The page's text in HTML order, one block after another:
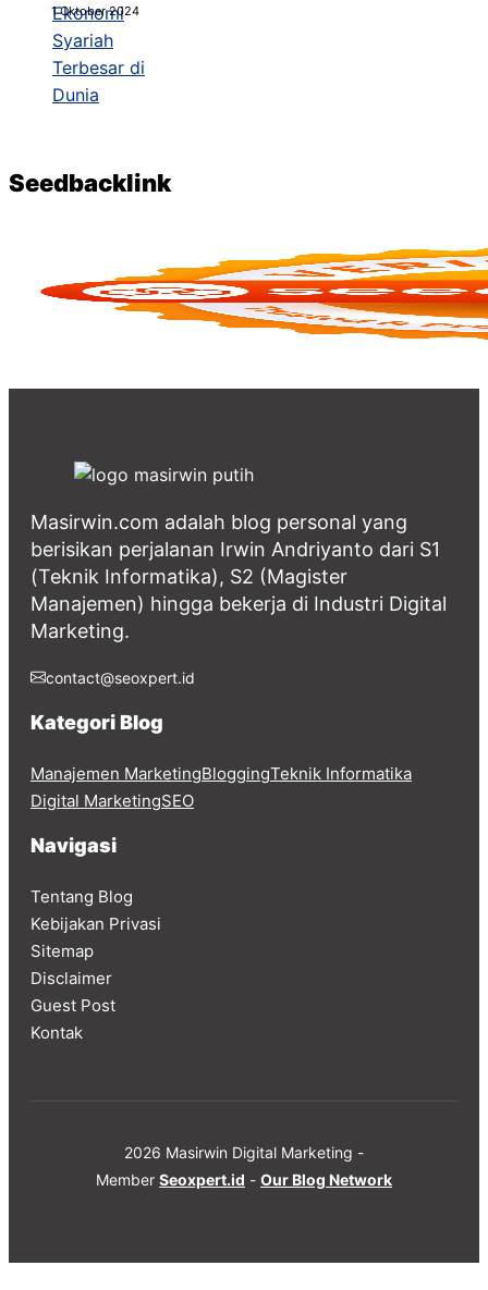
1 Oktober 2024
Seedbacklink
Masirwin.com adalah blog personal yang
berisikan perjalanan Irwin Andriyanto dari S1
(Teknik Informatika), S2 (Magister
Manajemen) hingga bekerja di Industri Digital
Marketing.
contact@seoxpert.id
Kategori Blog
Manajemen MarketingBloggingTeknik Informatika
Digital MarketingSEO
Navigasi
Tentang Blog
Kebijakan Privasi
Sitemap
Disclaimer
Guest Post
Kontak
2026 Masirwin Digital Marketing -
Member Seoxpert.id - Our Blog Network